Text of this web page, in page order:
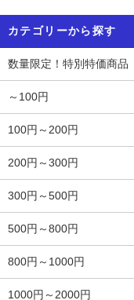
カテゴリーから探す
数量限定！特別特価商品
～100円
100円～200円
200円～300円
300円～500円
500円～800円
800円～1000円
1000円～2000円